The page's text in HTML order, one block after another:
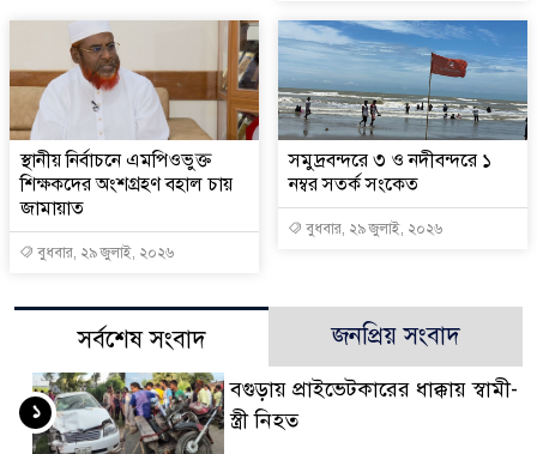
স্থানীয় নির্বাচনে এমপিওভুক্ত
শিক্ষকদের অংশগ্রহণ বহাল চায়
জামায়াত
বুধবার, ২৯ জুলাই, ২০২৬
সমুদ্রবন্দরে ৩ ও নদীবন্দরে ১
নম্বর সতর্ক সংকেত
বুধবার, ২৯ জুলাই, ২০২৬
সর্বশেষ সংবাদ জনপ্রিয় সংবাদ
বগুড়ায় প্রাইভেটকারের ধাক্কায় স্বামী-
স্ত্রী নিহত
১